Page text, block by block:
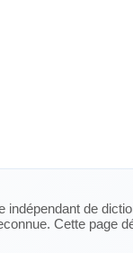
indépendant de
Cette page